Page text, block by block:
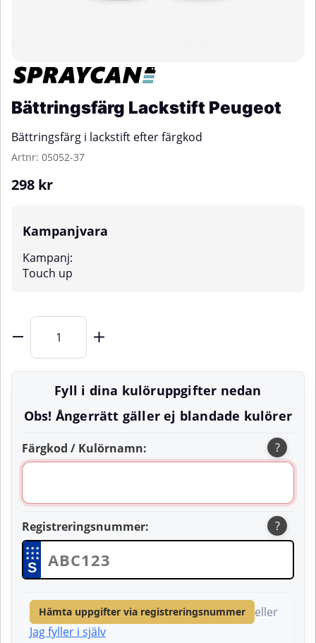
Bättringsfärg Lackstift Peugeot
Bättringsfärg i lackstift efter färgkod
Artnr: 05052-37
298 kr
Kampanjvara
Kampanj:
Touch up
Fyll i dina kulöruppgifter nedan
Obs! Ångerrätt gäller ej blandade kulörer
Färgkod / Kulörnamn: ?
Registreringsnummer:
★ ★ ★
★ ★ ★
★ ★ ★
S
?
Hämta uppgifter via registreringsnummer
eller
Jag fyller i själv